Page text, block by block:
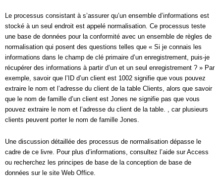
Le processus consistant à s’assurer qu’un ensemble d’informations est
stocké à un seul endroit est appelé normalisation. Ce processus teste
une base de données pour la conformité avec un ensemble de règles de
normalisation qui posent des questions telles que « Si je connais les
informations dans le champ de clé primaire d’un enregistrement, puis-je
récupérer des informations à partir d’un et un seul enregistrement ? » Par
exemple, savoir que l’ID d’un client est 1002 signifie que vous pouvez
extraire le nom et l’adresse du client de la table Clients, alors que savoir
que le nom de famille d’un client est Jones ne signifie pas que vous
pouvez extraire le nom et l’adresse du client de la table. , car plusieurs
clients peuvent porter le nom de famille Jones.
Une discussion détaillée des processus de normalisation dépasse le
cadre de ce livre. Pour plus d’informations, consultez l’aide sur Access
ou recherchez les principes de base de la conception de base de
données sur le site Web Office.